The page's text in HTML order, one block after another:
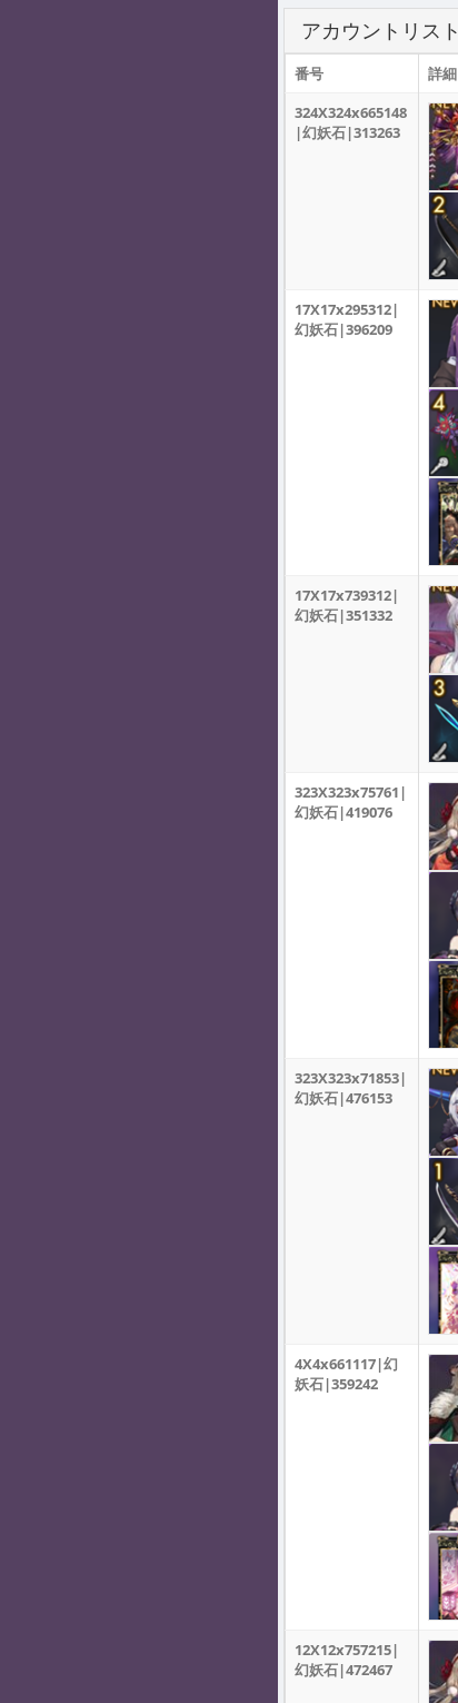
アカウントリスト
番号
詳細
324X324x665148
|幻妖石|313263
17X17x295312|
幻妖石|396209
17X17x739312|
幻妖石|351332
323X323x75761|
幻妖石|419076
323X323x71853|
幻妖石|476153
4X4x661117|幻
妖石|359242
12X12x757215|
幻妖石|472467